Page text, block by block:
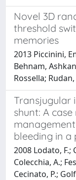
Novel 3D
threshold
memories
2013 Piccinini,
Behnam,
Rossella;
Transjugular
shunt: A
bleeding in
2008 Lodato, F.;
Colecchia, A.;
Cecinato, P.;